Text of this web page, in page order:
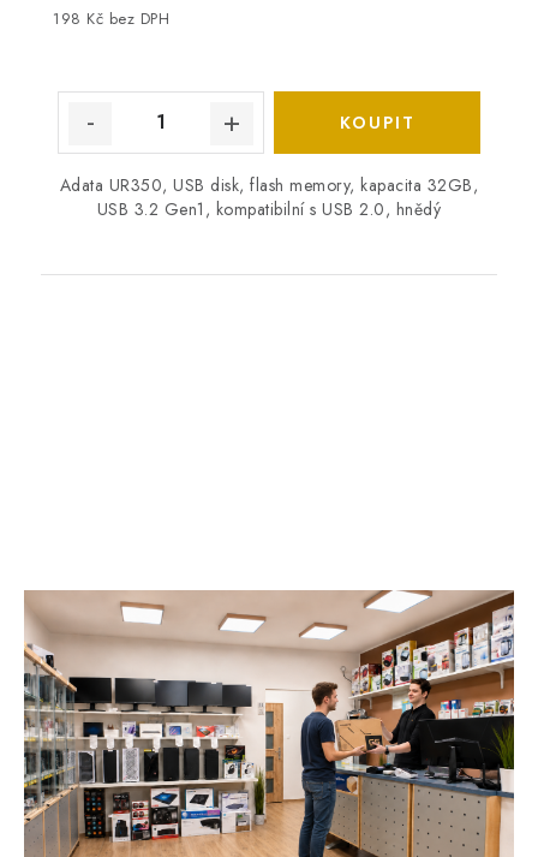
198 Kč bez DPH
Adata UR350, USB disk, flash memory, kapacita 32GB,
USB 3.2 Gen1, kompatibilní s USB 2.0, hnědý